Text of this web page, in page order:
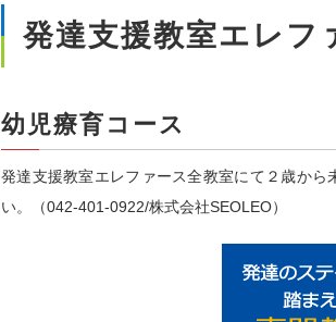
発達支援教室エレ
幼児療育コース
発達支援教室エレファース全教室にて２歳か
い。（042-401-0922/株式会社SEOLEO）